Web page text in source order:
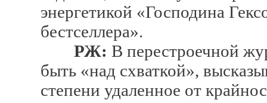
энергетикой «Господина
бестселлера».
РЖ: В перестроечной
быть «над схваткой»,
степени удаленное от